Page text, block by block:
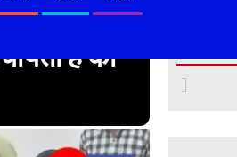
हैं का